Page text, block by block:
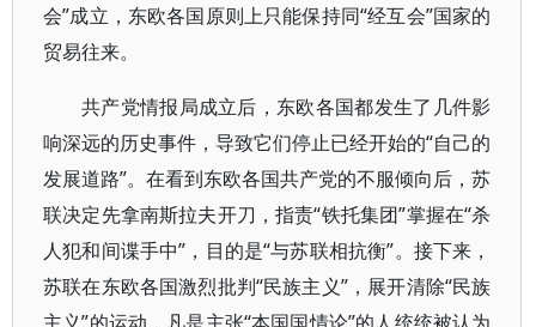
会”成立，东欧各国原则上只能保持同“经互会”国家的
贸易往来。
共产党情报局成立后，东欧各国都发生了几件影
响深远的历史事件，导致它们停止已经开始的“自己的
发展道路”。在看到东欧各国共产党的不服倾向后，苏
联决定先拿南斯拉夫开刀，指责“铁托集团”掌握在“杀
人犯和间谍手中”，目的是“与苏联相抗衡”。接下来，
苏联在东欧各国激烈批判“民族主义”，展开清除“民族